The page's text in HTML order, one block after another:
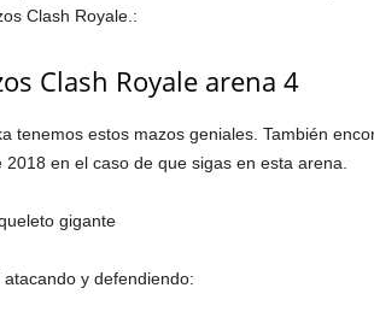
Clash Royale.:
Clash Royale arena 4
tenemos estos mazos geniales. También
2018 en el caso de que sigas en esta arena.
gigante
y defendiendo: